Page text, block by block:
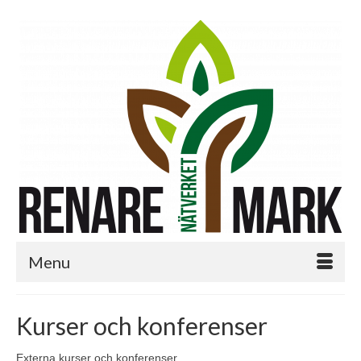
Menu
Kurser och konferenser
Externa kurser och konferenser